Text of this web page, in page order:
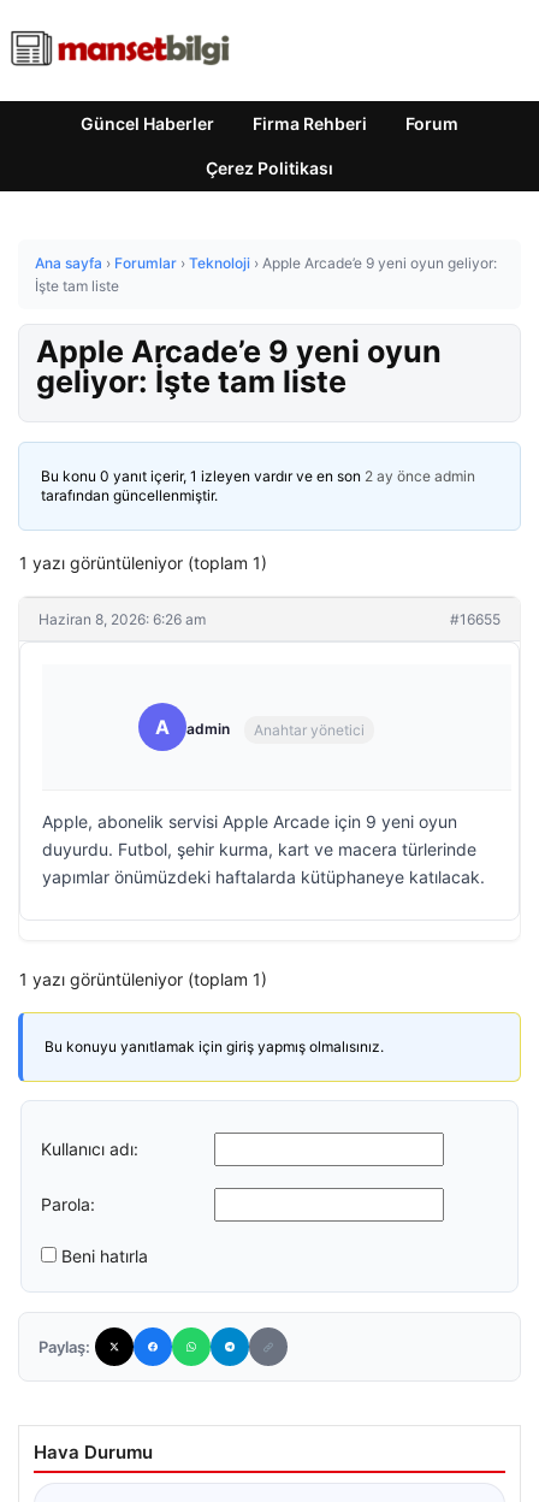
Güncel Haberler Firma Rehberi Forum
Çerez Politikası
Ana sayfa › Forumlar › Teknoloji › Apple Arcade’e 9 yeni oyun geliyor:
İşte tam liste
Apple Arcade’e 9 yeni oyun
geliyor: İşte tam liste
Bu konu 0 yanıt içerir, 1 izleyen vardır ve en son 2 ay önce admin
tarafından güncellenmiştir.
1 yazı görüntüleniyor (toplam 1)
Haziran 8, 2026: 6:26 am #16655
A admin Anahtar yönetici
Apple, abonelik servisi Apple Arcade için 9 yeni oyun
duyurdu. Futbol, şehir kurma, kart ve macera türlerinde
yapımlar önümüzdeki haftalarda kütüphaneye katılacak.
1 yazı görüntüleniyor (toplam 1)
Bu konuyu yanıtlamak için giriş yapmış olmalısınız.
Kullanıcı adı:
Parola:
Beni hatırla
Paylaş:
Hava Durumu